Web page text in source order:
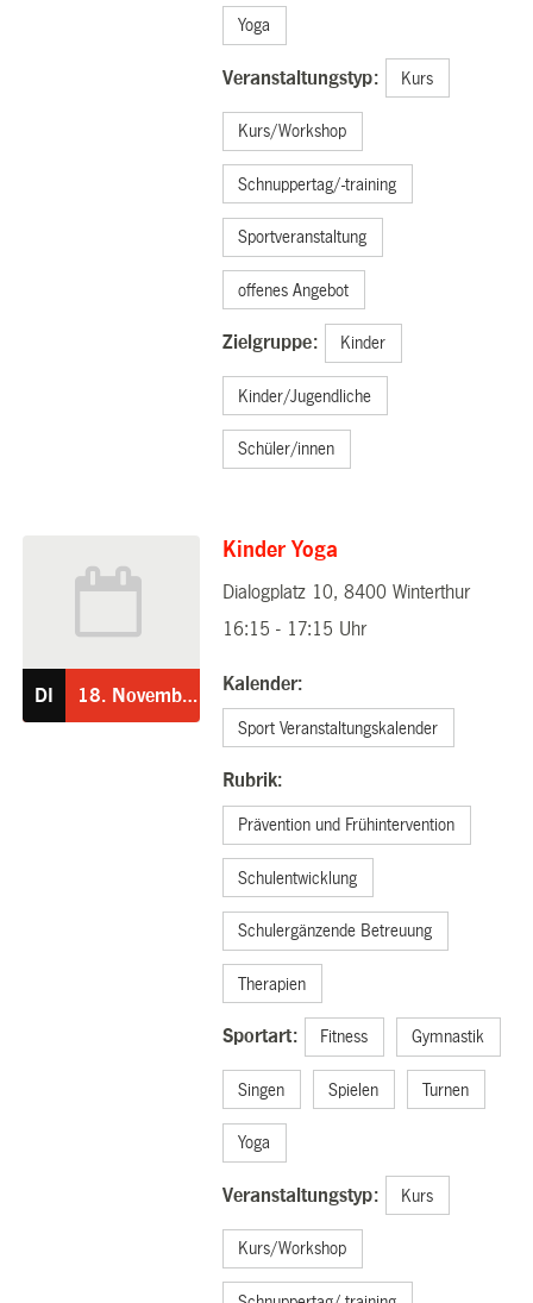
Yoga
Veranstaltungstyp: Kurs
Kurs/Workshop
Schnuppertag/-training
Sportveranstaltung
offenes Angebot
Zielgruppe: Kinder
Kinder/Jugendliche
Schüler/innen
DI 18. November
Kinder Yoga
Dialogplatz 10, 8400 Winterthur
16:15 - 17:15 Uhr
Kalender:
Sport Veranstaltungskalender
Rubrik:
Prävention und Frühintervention
Schulentwicklung
Schulergänzende Betreuung
Therapien
Sportart: Fitness Gymnastik
Singen Spielen Turnen
Yoga
Veranstaltungstyp: Kurs
Kurs/Workshop